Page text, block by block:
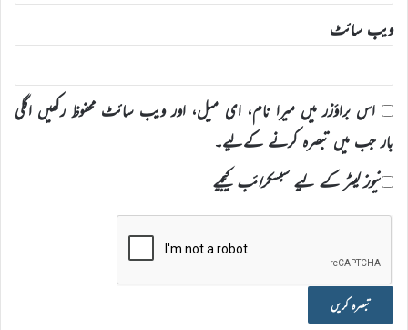
ویب‌ سائٹ
اس براؤزر میں میرا نام، ای میل، اور ویب سائٹ محفوظ رکھیں اگلی
بار جب میں تبصرہ کرنے کےلیے۔
نیوز لیٹر کے لیے سبسکرائب کیجیے